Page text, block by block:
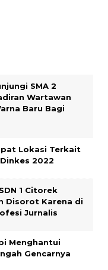
SMA 2
Wartawan
Baru Bagi
Lokasi Terkait
2022
1 Citorek
Disorot Karena di
Jurnalis
Menghantui
Gencarnya